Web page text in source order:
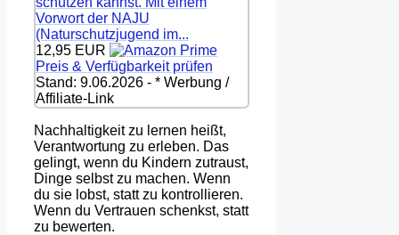
Vorwort der NAJU
(Naturschutzjugend im...
12,95 EUR
Preis & Verfügbarkeit prüfen
Stand: 9.06.2026 - * Werbung /
Affiliate-Link
Nachhaltigkeit zu lernen heißt,
Verantwortung zu erleben. Das
gelingt, wenn du Kindern zutraust,
Dinge selbst zu machen. Wenn
du sie lobst, statt zu kontrollieren.
Wenn du Vertrauen schenkst, statt
zu bewerten.